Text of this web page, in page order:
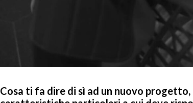
Cosa ti fa dire di sì ad un nuovo